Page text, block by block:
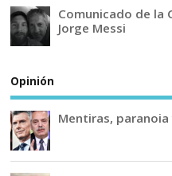
Comunicado de la
Jorge Messi
Opinión
Mentiras,